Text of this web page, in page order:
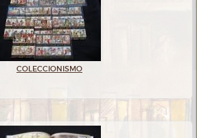
COLECCIONISMO